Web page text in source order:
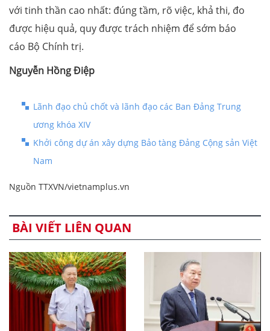
với tinh thần cao nhất: đúng tầm, rõ việc, khả thi, đo
được hiệu quả, quy được trách nhiệm để sớm báo
cáo Bộ Chính trị.
Nguyễn Hồng Điệp
Lãnh đạo chủ chốt và lãnh đạo các Ban Đảng Trung
ương khóa XIV
Khởi công dự án xây dựng Bảo tàng Đảng Cộng sản Việt
Nam
Nguồn TTXVN/vietnamplus.vn
BÀI VIẾT LIÊN QUAN